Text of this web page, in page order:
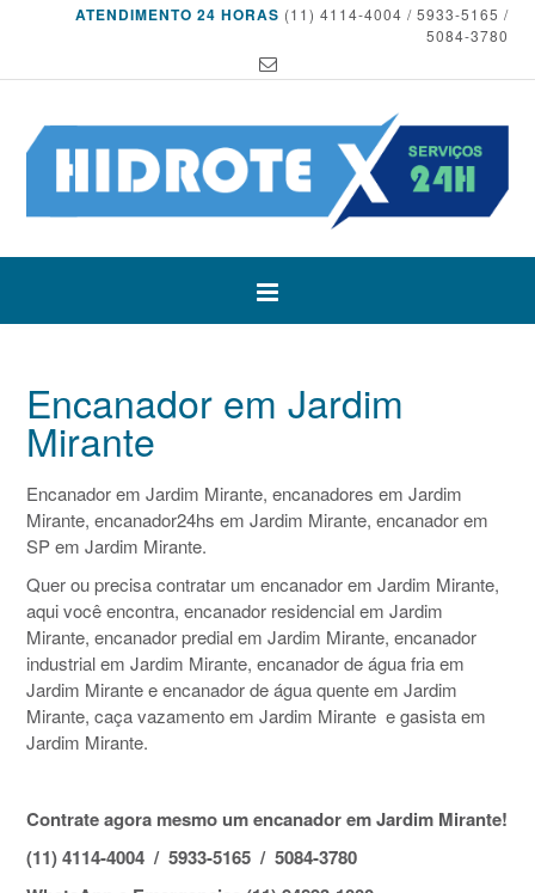
ATENDIMENTO 24 HORAS (11) 4114-4004 / 5933-5165 /
5084-3780
Encanador em Jardim
Mirante
Encanador em Jardim Mirante, encanadores em Jardim
Mirante, encanador24hs em Jardim Mirante, encanador em
SP em Jardim Mirante.
Quer ou precisa contratar um encanador em Jardim Mirante,
aqui você encontra, encanador residencial em Jardim
Mirante, encanador predial em Jardim Mirante, encanador
industrial em Jardim Mirante, encanador de água fria em
Jardim Mirante e encanador de água quente em Jardim
Mirante, caça vazamento em Jardim Mirante e gasista em
Jardim Mirante.
Contrate agora mesmo um encanador em Jardim Mirante!
(11) 4114-4004 / 5933-5165 / 5084-3780